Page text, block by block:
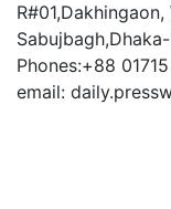
Sabujbagh,Dhaka-
Phones:+88
email: